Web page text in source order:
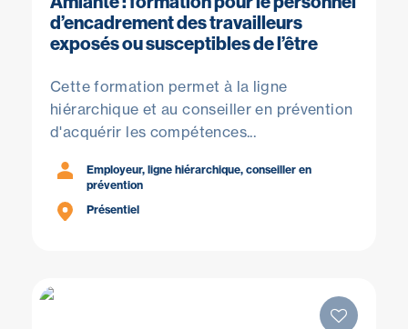
d’encadrement des travailleurs
exposés ou susceptibles de l’être
Cette formation permet à la ligne
hiérarchique et au conseiller en prévention
d'acquérir les compétences...
Employeur, ligne hiérarchique, conseiller en
prévention
Présentiel